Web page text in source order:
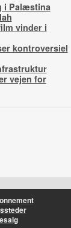
i Palæstina
vinder i
kontroversiel
vejen for